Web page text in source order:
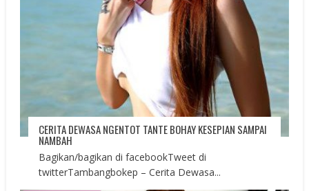
CERITA DEWASA NGENTOT TANTE BOHAY KESEPIAN SAMPAI
NAMBAH
Bagikan/bagikan di facebookTweet di
twitterTambangbokep – Cerita Dewasa...